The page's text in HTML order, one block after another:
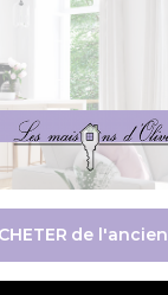
de l'ancien